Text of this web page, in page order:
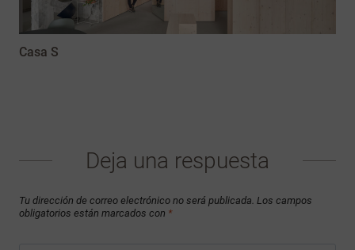
Casa S
Deja una respuesta
Tu dirección de correo electrónico no será publicada. Los campos
obligatorios están marcados con *